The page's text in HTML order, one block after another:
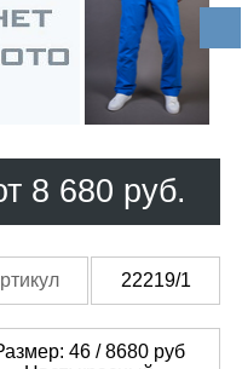
8 680 руб.
22219/1
46 /8680 руб